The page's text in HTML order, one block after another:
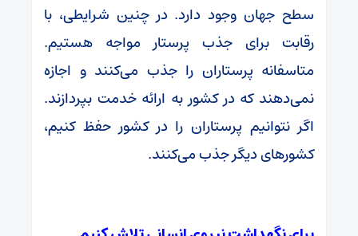
سطح جهان وجود دارد. در چنین شرایطی، با
رقابت برای جذب پرستار مواجه هستیم.
متاسفانه پرستاران را جذب می‌کنند و اجازه
نمی‌دهند که در کشور به ارائه خدمت بپردازند.
اگر نتوانیم پرستاران را در کشور حفظ کنیم،
کشورهای دیگر جذب می‌کنند.